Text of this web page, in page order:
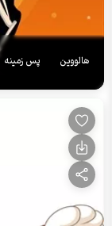
هالووین پس زمینه